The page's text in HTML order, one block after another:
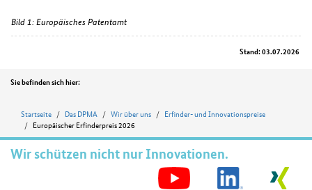
Bild 1: Europäisches Patentamt
Stand: 03.07.2026
Position
Sie befinden sich hier:
Startseite Das DPMA Wir über uns
Erfinder- und Innovationspreise
Europäischer Erfinderpreis 2026
Wir schützen nicht nur Innovationen.